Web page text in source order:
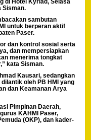
di Hotel Kyriad, Selasa
Sisman.
sambutan
untuk berperan aktif
Paser.
dan kontrol sosial serta
dan mempersiapkan
menerima tongkat
kata Sisman.
Kausari, sedangkan
oleh PB HMI yang
dan Keamanan Arya
Pimpinan Daerah,
KAHMI Paser,
(OKP), dan kader-